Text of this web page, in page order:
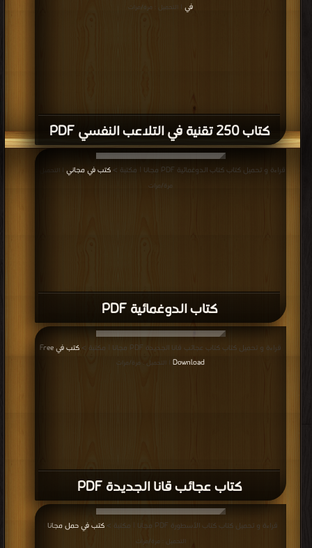
كتاب 250 تقنية في التلاعب النفسي PDF
في
| التحميل : مرة/مرات
كتاب الدوغمائية PDF
قراءة و تحميل كتاب كتاب الدوغمائية PDF مجانا | مكتبة > كتب في مجاني | التحميل :
مرة/مرات
كتاب عجائب قانا الجديدة PDF
قراءة و تحميل كتاب كتاب عجائب قانا الجديدة PDF مجانا | مكتبة >
كتب في Free
Download | التحميل : مرة/مرات
قراءة و تحميل كتاب كتاب الأسطورة PDF مجانا | مكتبة > كتب في حمل مجانا
التحميل : مرة/مرات